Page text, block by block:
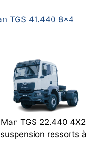
TGS 41.440 8×4
Man TGS 22.440 4X2
suspension ressorts à